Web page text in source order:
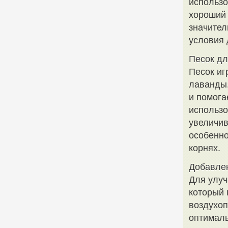
хороший
условия
Песок
Песок
и
корнях.
Для
который